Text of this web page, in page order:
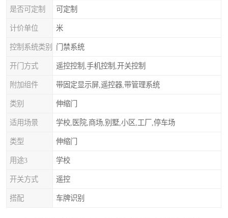
是否可定制 可定制
计价单位 米
控制系统类别 门禁系统
开门方式 遥控控制,手机控制,开关控制
附加组件 带固定显示屏,遥控器,带管理系统
类别 伸缩门
适用场景 学校,医院,商场,别墅,小区,工厂,停车场
类型 伸缩门
用途3 学校
开关方式 遥控
搭配 车牌识别